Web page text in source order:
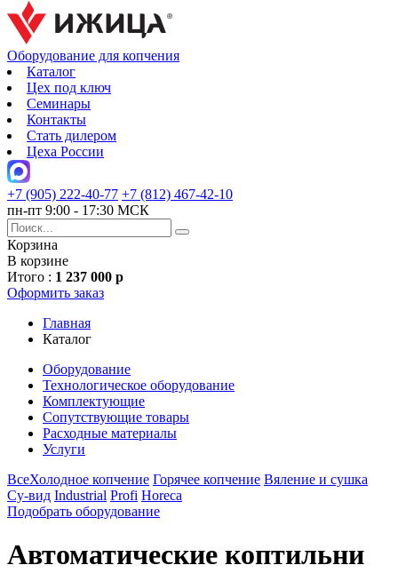
Оборудование для копчения
Каталог
Цех под ключ
Семинары
Контакты
Стать дилером
Цеха России
+7 (905) 222-40-77 +7 (812) 467-42-10
пн-пт 9:00 - 17:30 МСК
Корзина
В корзине
Итого : 1 237 000 р
Оформить заказ
Главная
Каталог
Оборудование
Технологическое оборудование
Комплектующие
Сопутствующие товары
Расходные материалы
Услуги
ВсеХолодное копчение Горячее копчение Вяление и сушка
Су-вид Industrial Profi Horeca
Подобрать оборудование
Автоматические коптильни